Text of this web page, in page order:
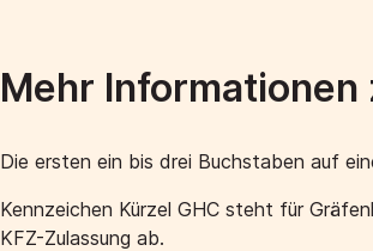
Mehr Informationen
Die ersten ein bis drei Buchstaben auf
Kennzeichen Kürzel GHC steht für
KFZ-Zulassung ab.